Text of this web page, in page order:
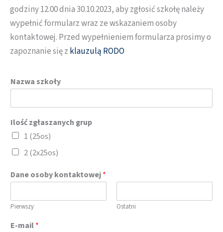
godziny 12.00 dnia 30.10.2023, aby zgłosić szkołę należy
wypełnić formularz wraz ze wskazaniem osoby
kontaktowej. Przed wypełnieniem formularza prosimy o
zapoznanie się z klauzulą RODO
Nazwa szkoły
Ilość zgłaszanych grup
1 (25os)
2 (2x25os)
Dane osoby kontaktowej*
Pierwszy Ostatni
E-mail*